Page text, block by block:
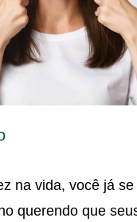
na vida, você já se
querendo que